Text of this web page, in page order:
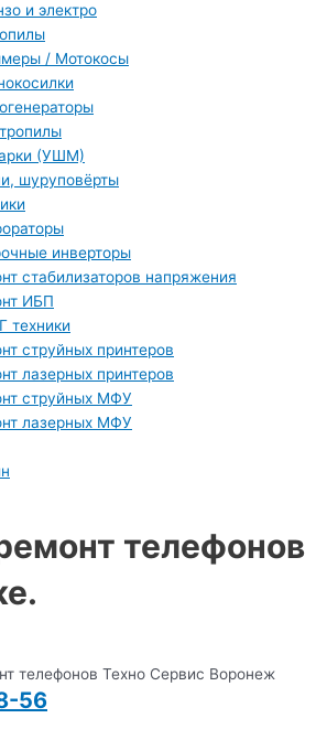
и электро
/ Мотокосы
(УШМ)
шуруповёрты
инверторы
стабилизаторов напряжения
ИБП
техники
струйных принтеров
лазерных принтеров
струйных МФУ
лазерных МФУ
телефонов
56